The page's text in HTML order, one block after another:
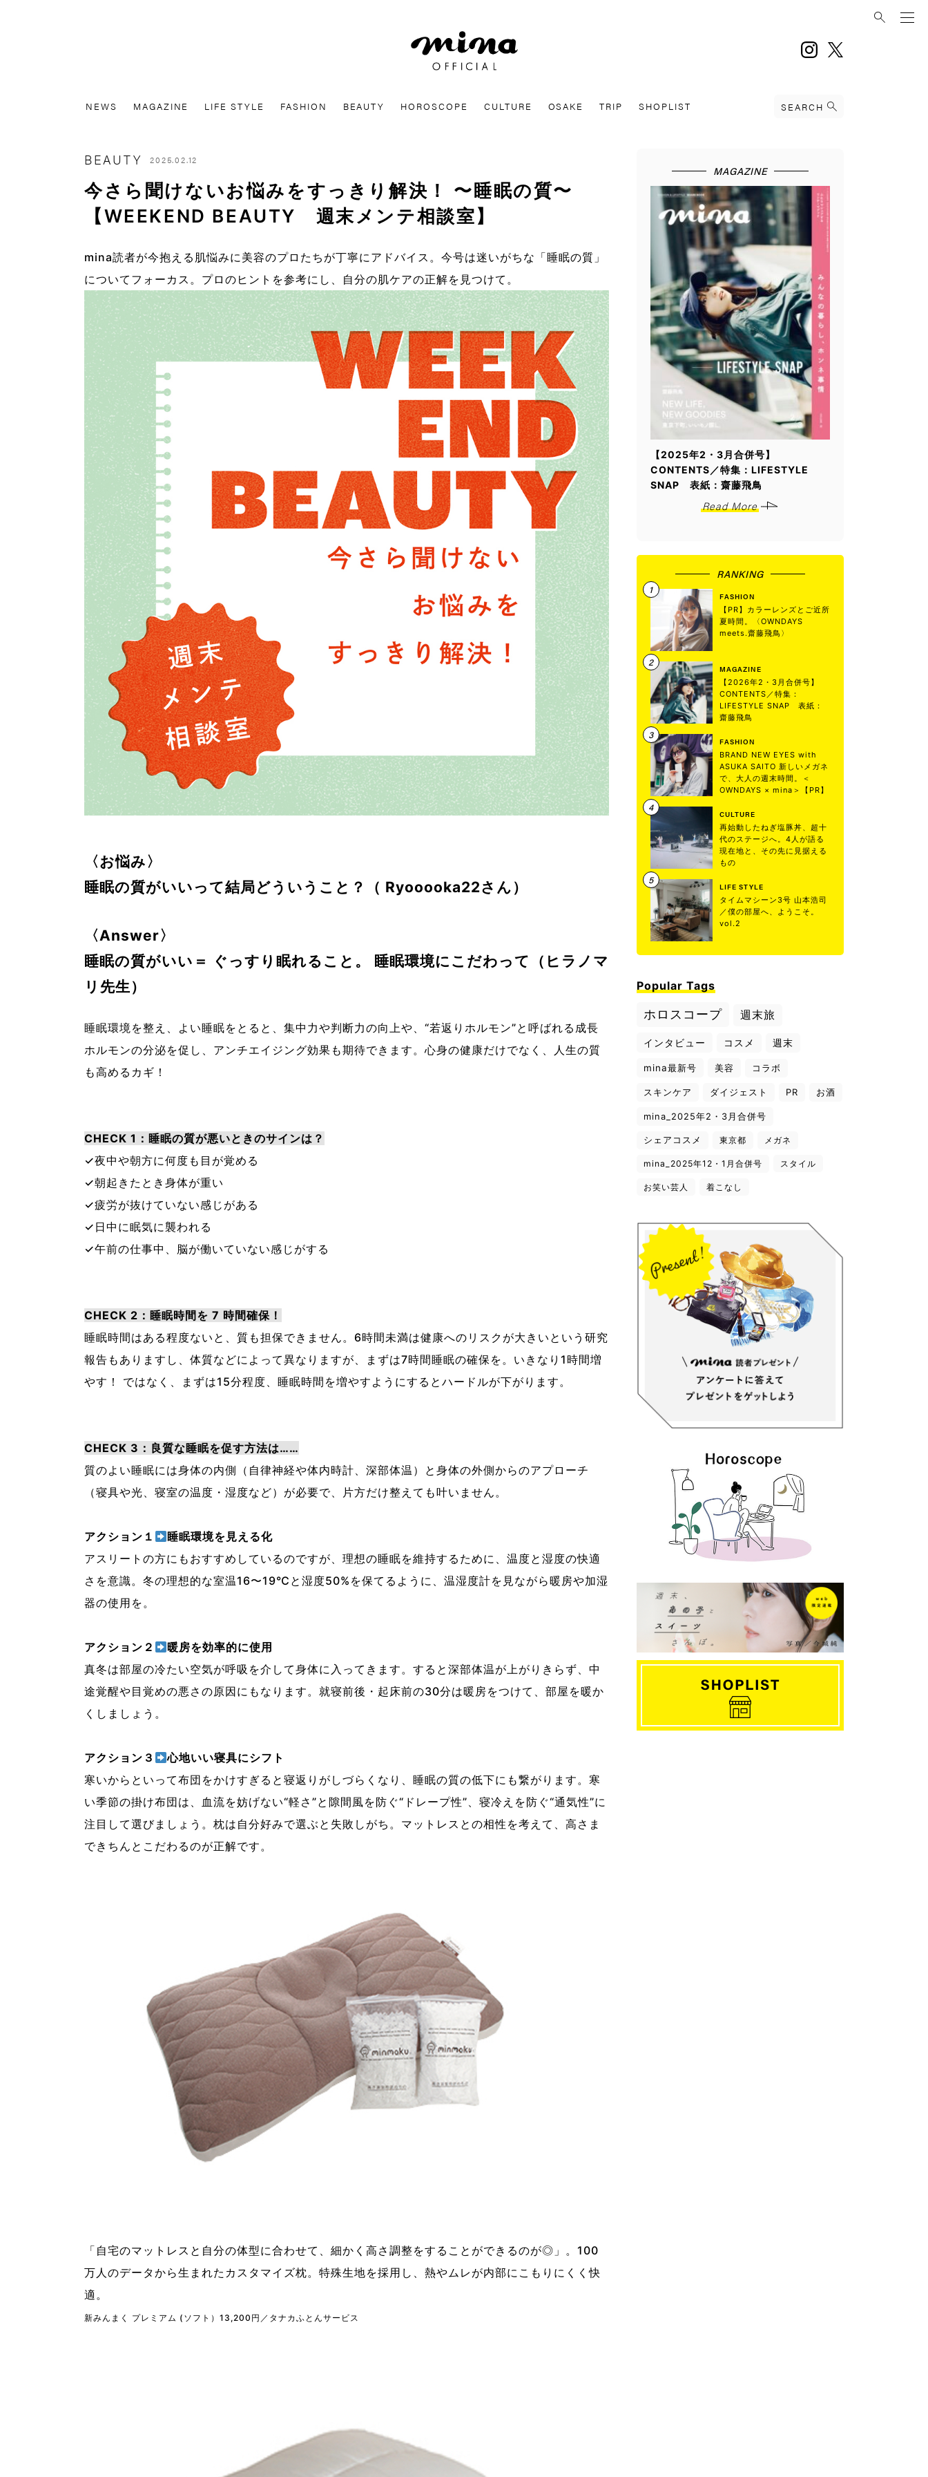
instagram
NEWS MAGAZINE LIFE STYLE FASHION BEAUTY HOROSCOPE CULTURE OSAKE TRIP SHOPLIST SEARCH
BEAUTY 2025.02.12
今さら聞けないお悩みをすっきり解決！ 〜睡眠の質〜
【WEEKEND BEAUTY 週末メンテ相談室】
mina読者が今抱える肌悩みに美容のプロたちが丁寧にアドバイス。今号は迷いがちな「睡眠の質」
についてフォーカス。プロのヒントを参考にし、自分の肌ケアの正解を見つけて。
〈お悩み〉
睡眠の質がいいって結局どういうこと？（ Ryooooka22さん）
〈Answer〉
睡眠の質がいい＝ ぐっすり眠れること。 睡眠環境にこだわって（ヒラノマ
リ先生）
睡眠環境を整え、よい睡眠をとると、集中力や判断力の向上や、“若返りホルモン”と呼ばれる成長
ホルモンの分泌を促し、アンチエイジング効果も期待できます。心身の健康だけでなく、人生の質
も高めるカギ！
CHECK 1：睡眠の質が悪いときのサインは？
✓夜中や朝方に何度も目が覚める
✓朝起きたとき身体が重い
✓疲労が抜けていない感じがある
✓日中に眠気に襲われる
✓午前の仕事中、脳が働いていない感じがする
CHECK 2：睡眠時間を 7 時間確保！
睡眠時間はある程度ないと、質も担保できません。6時間未満は健康へのリスクが大きいという研究
報告もありますし、体質などによって異なりますが、まずは7時間睡眠の確保を。いきなり1時間増
やす！ ではなく、まずは15分程度、睡眠時間を増やすようにするとハードルが下がります。
CHECK 3：良質な睡眠を促す方法は……
質のよい睡眠には身体の内側（自律神経や体内時計、深部体温）と身体の外側からのアプローチ
（寝具や光、寝室の温度・湿度など）が必要で、片方だけ整えても叶いません。
アクション１
睡眠環境を見える化
アスリートの方にもおすすめしているのですが、理想の睡眠を維持するために、温度と湿度の快適
さを意識。冬の理想的な室温16〜19℃と湿度50%を保てるように、温湿度計を見ながら暖房や加湿
器の使用を。
アクション２
暖房を効率的に使用
真冬は部屋の冷たい空気が呼吸を介して身体に入ってきます。すると深部体温が上がりきらず、中
途覚醒や目覚めの悪さの原因にもなります。就寝前後・起床前の30分は暖房をつけて、部屋を暖か
くしましょう。
アクション３
心地いい寝具にシフト
寒いからといって布団をかけすぎると寝返りがしづらくなり、睡眠の質の低下にも繋がります。寒
い季節の掛け布団は、血流を妨げない“軽さ”と隙間風を防ぐ“ドレープ性”、寝冷えを防ぐ“通気性”に
注目して選びましょう。枕は自分好みで選ぶと失敗しがち。マットレスとの相性を考えて、高さま
できちんとこだわるのが正解です。
「自宅のマットレスと自分の体型に合わせて、細かく高さ調整をすることができるのが◎」。100
万人のデータから生まれたカスタマイズ枕。特殊生地を採用し、熱やムレが内部にこもりにくく快
適。
新みんまく プレミアム (ソフト）13,200円／タナカふとんサービス
MAGAZINE
【2025年2・3月合併号】
CONTENTS／特集：LIFESTYLE
SNAP 表紙：齋藤飛鳥
Read More
RANKING
FASHION
【PR】カラーレンズとご近所
夏時間。〈OWNDAYS
meets.齋藤飛鳥〉
MAGAZINE
【2026年2・3月合併号】
CONTENTS／特集：
LIFESTYLE SNAP 表紙：
齋藤飛鳥
FASHION
BRAND NEW EYES with
ASUKA SAITO 新しいメガネ
で、大人の週末時間。＜
OWNDAYS × mina＞【PR】
CULTURE
再始動したねぎ塩豚丼、超十
代のステージへ。4人が語る
現在地と、その先に見据える
もの
LIFE STYLE
タイムマシーン3号 山本浩司
／僕の部屋へ、ようこそ。
vol.2
Popular Tags
ホロスコープ 週末旅
インタビュー コスメ 週末
mina最新号 美容 コラボ
スキンケア ダイジェスト PR お酒
mina_2025年2・3月合併号
シェアコスメ 東京都 メガネ
mina_2025年12・1月合併号 スタイル
お笑い芸人 着こなし